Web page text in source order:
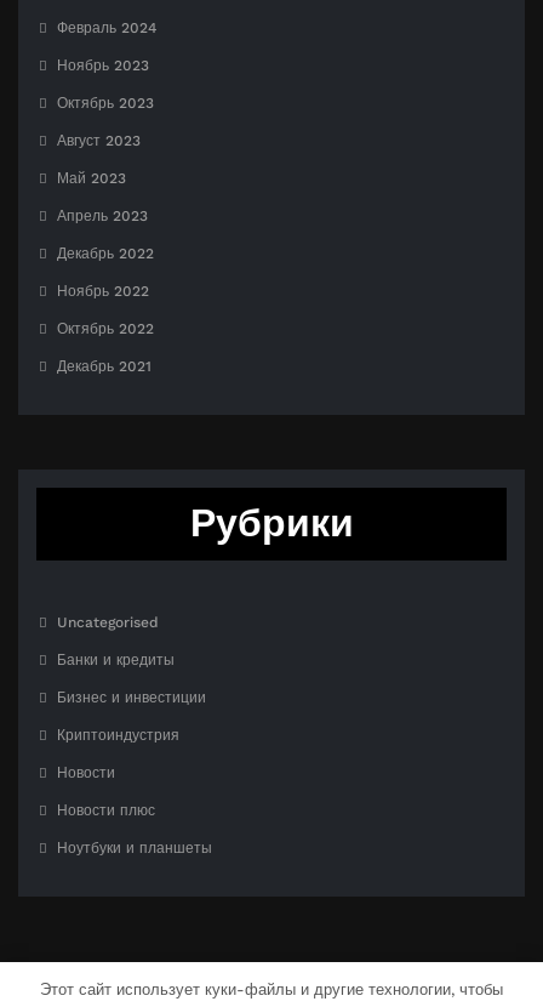
Февраль 2024
Ноябрь 2023
Октябрь 2023
Август 2023
Май 2023
Апрель 2023
Декабрь 2022
Ноябрь 2022
Октябрь 2022
Декабрь 2021
Рубрики
Uncategorised
Банки и кредиты
Бизнес и инвестиции
Криптоиндустрия
Новости
Новости плюс
Ноутбуки и планшеты
Этот сайт использует куки-файлы и другие технологии, чтобы